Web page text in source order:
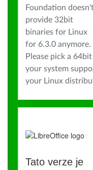
Foundation
provide 32bit
binaries for Linux
for 6.3.0 anymore.
Please pick a
your system
your Linux
Tato verze je